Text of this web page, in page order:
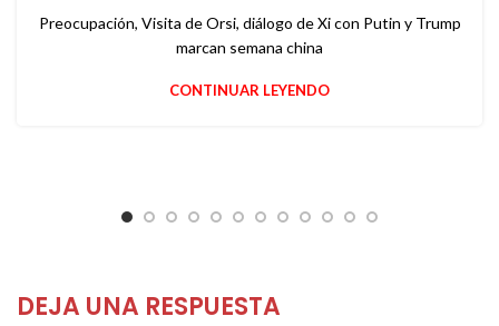
Preocupación, Visita de Orsi, diálogo de Xi con Putin y Trump
marcan semana china
CONTINUAR LEYENDO
DEJA UNA RESPUESTA